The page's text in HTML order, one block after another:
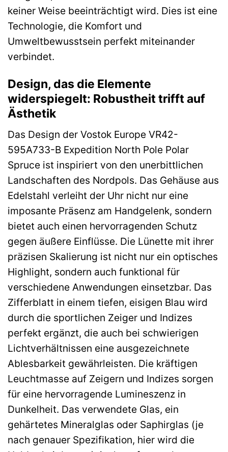
keiner Weise beeinträchtigt wird. Dies ist eine
Technologie, die Komfort und
Umweltbewusstsein perfekt miteinander
verbindet.
Design, das die Elemente
widerspiegelt: Robustheit trifft auf
Ästhetik
Das Design der Vostok Europe VR42-
595A733-B Expedition North Pole Polar
Spruce ist inspiriert von den unerbittlichen
Landschaften des Nordpols. Das Gehäuse aus
Edelstahl verleiht der Uhr nicht nur eine
imposante Präsenz am Handgelenk, sondern
bietet auch einen hervorragenden Schutz
gegen äußere Einflüsse. Die Lünette mit ihrer
präzisen Skalierung ist nicht nur ein optisches
Highlight, sondern auch funktional für
verschiedene Anwendungen einsetzbar. Das
Zifferblatt in einem tiefen, eisigen Blau wird
durch die sportlichen Zeiger und Indizes
perfekt ergänzt, die auch bei schwierigen
Lichtverhältnissen eine ausgezeichnete
Ablesbarkeit gewährleisten. Die kräftigen
Leuchtmasse auf Zeigern und Indizes sorgen
für eine hervorragende Lumineszenz in
Dunkelheit. Das verwendete Glas, ein
gehärtetes Mineralglas oder Saphirglas (je
nach genauer Spezifikation, hier wird die